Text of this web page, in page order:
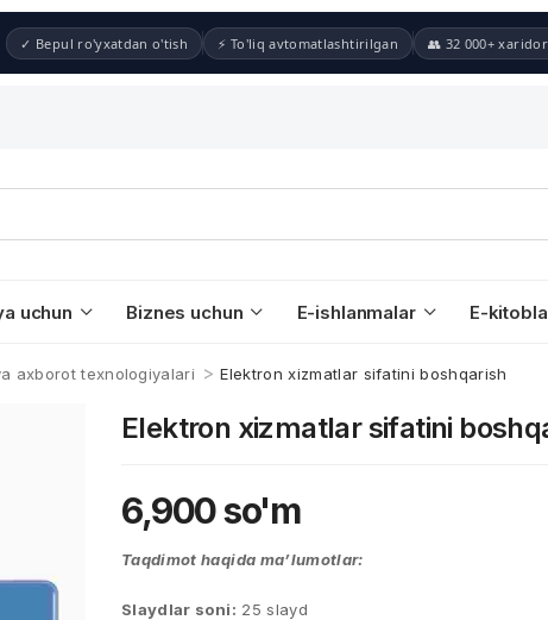
✓ Bepul ro'yxatdan o'tish ⚡ To'liq avtomatlashtirilgan 👥 32 000+ xaridor
uchun Biznes uchun E-ishlanmalar E-
axborot texnologiyalari > Elektron xizmatlar sifatini boshqarish
Elektron xizmatlar sifatini
6,900so'm
Taqdimot haqida ma’lumotlar:
Slaydlar soni: 25 slayd